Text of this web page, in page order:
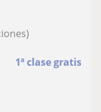
1ª clase gratis